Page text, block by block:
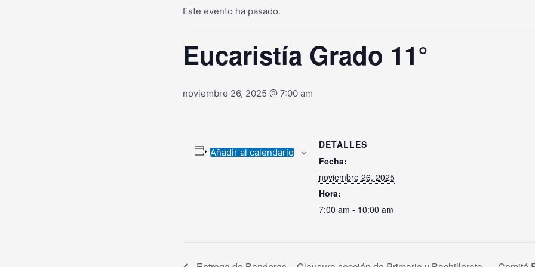
Este evento ha pasado.
Eucaristía Grado 11°
noviembre 26, 2025 @ 7:00 am
Añadir al calendario
DETALLES
Fecha:
noviembre 26, 2025
Hora:
7:00 am - 10:00 am